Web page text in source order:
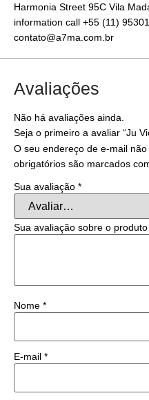
Harmonia Street 95C Vila
information call +55 (11)
contato@a7ma.com.br
Avaliações
Não há avaliações ainda.
Seja o primeiro a avaliar “Ju
O seu endereço de e-mail não
obrigatórios são marcados
Sua avaliação *
Sua avaliação sobre o produto
Nome *
E-mail *